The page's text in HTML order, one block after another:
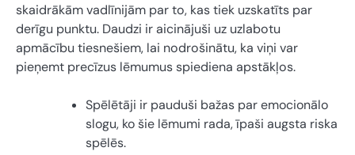
skaidrākām vadlīnijām par to, kas tiek uzskatīts par
derīgu punktu. Daudzi ir aicinājuši uz uzlabotu
apmācību tiesnešiem, lai nodrošinātu, ka viņi var
pieņemt precīzus lēmumus spiediena apstākļos.
Spēlētāji ir pauduši bažas par emocionālo
slogu, ko šie lēmumi rada, īpaši augsta riska
spēlēs.